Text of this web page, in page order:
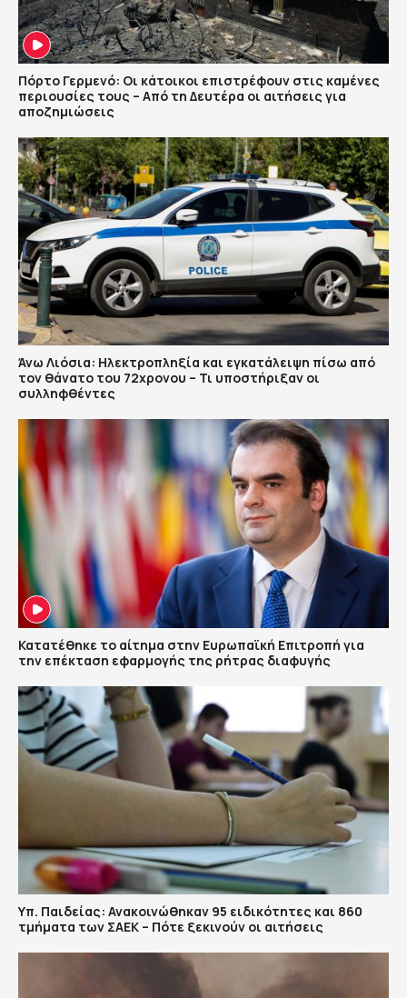
Πόρτο Γερμενό: Οι κάτοικοι επιστρέφουν στις καμένες
περιουσίες τους – Aπό τη Δευτέρα οι αιτήσεις για
αποζημιώσεις
Άνω Λιόσια: Ηλεκτροπληξία και εγκατάλειψη πίσω από
τον θάνατο του 72χρονου – Τι υποστήριξαν οι
συλληφθέντες
Κατατέθηκε το αίτημα στην Ευρωπαϊκή Επιτροπή για
την επέκταση εφαρμογής της ρήτρας διαφυγής
Υπ. Παιδείας: Ανακοινώθηκαν 95 ειδικότητες και 860
τμήματα των ΣΑΕΚ – Πότε ξεκινούν οι αιτήσεις